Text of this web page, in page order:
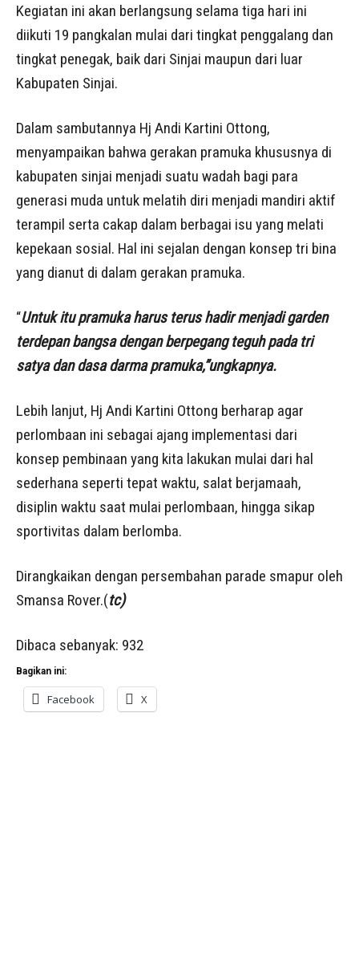
Kegiatan ini akan berlangsung selama tiga hari ini
diikuti 19 pangkalan mulai dari tingkat penggalang dan
tingkat penegak, baik dari Sinjai maupun dari luar
Kabupaten Sinjai.
Dalam sambutannya Hj Andi Kartini Ottong,
menyampaikan bahwa gerakan pramuka khususnya di
kabupaten sinjai menjadi suatu wadah bagi para
generasi muda untuk melatih diri menjadi mandiri aktif
terampil serta cakap dalam berbagai isu yang melati
kepekaan sosial. Hal ini sejalan dengan konsep tri bina
yang dianut di dalam gerakan pramuka.
“Untuk itu pramuka harus terus hadir menjadi garden
terdepan bangsa dengan berpegang teguh pada tri
satya dan dasa darma pramuka,”ungkapnya.
Lebih lanjut, Hj Andi Kartini Ottong berharap agar
perlombaan ini sebagai ajang implementasi dari
konsep pembinaan yang kita lakukan mulai dari hal
sederhana seperti tepat waktu, salat berjamaah,
disiplin waktu saat mulai perlombaan, hingga sikap
sportivitas dalam berlomba.
Dirangkaikan dengan persembahan parade smapur oleh
Smansa Rover.(tc)
Dibaca sebanyak: 932
Bagikan ini:
Facebook X